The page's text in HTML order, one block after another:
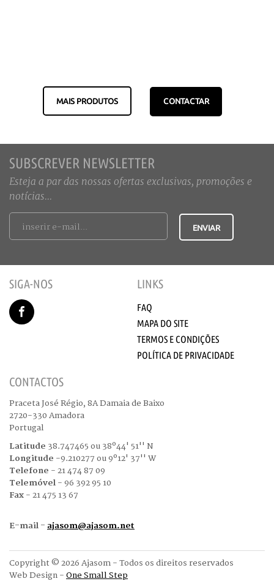
MAIS PRODUTOS CONTACTAR
SUBSCREVER NEWSLETTER
Esteja a par das nossas ofertas exclusivas, promoções e
notícias...
SIGA-NOS LINKS
FAQ
MAPA DO SITE
TERMOS E CONDIÇÕES
POLÍTICA DE PRIVACIDADE
CONTACTOS
Praceta José Régio, 8A Damaia de Baixo
2720-330 Amadora
Portugal
Latitude 38.747465 ou 38º44' 51'' N
Longitude -9.210277 ou 9º12' 37'' W
Telefone - 21 474 87 09
Telemóvel - 96 392 95 10
Fax - 21 475 13 67
E-mail - ajasom@ajasom.net
Copyright © 2026 Ajasom - Todos os direitos reservados
Web Design - One Small Step